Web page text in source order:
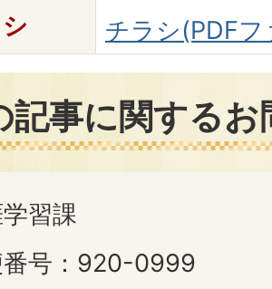
チラシ(PDF
記事に関する
習課
番号：920-0999